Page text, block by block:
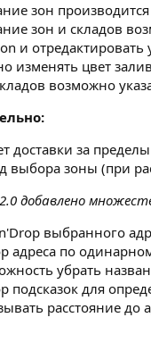
зон
зон и складов
и
изменять цвет
возможно
доставки за
выбора зоны (при
добавлено
выбранного
адреса по
убрать
подсказок для
расстояние до